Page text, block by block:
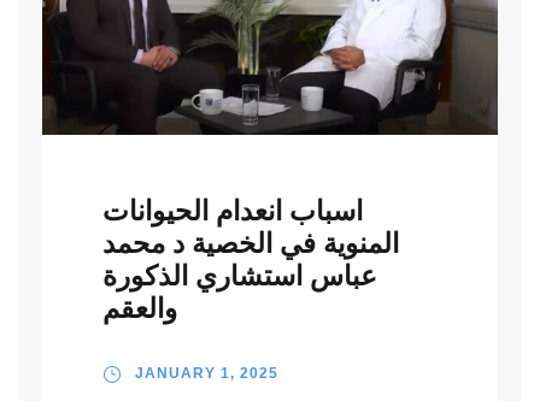
اسباب انعدام الحيوانات
المنوية في الخصية د محمد
عباس استشاري الذكورة
JANUARY 1, 2025